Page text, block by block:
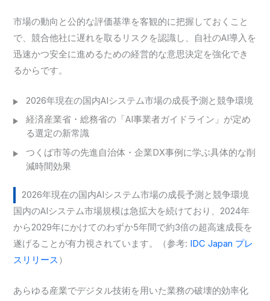
市場の動向と公的な評価基準を客観的に把握しておくこと
で、競合他社に遅れを取るリスクを認識し、自社のAI導入を
迅速かつ安全に進めるための経営的な意思決定を強化でき
るからです。
2026年現在の国内AIシステム市場の成長予測と競争環境
経済産業省・総務省の「AI事業者ガイドライン」が定め
る選定の新常識
つくば市等の先進自治体・企業DX事例に学ぶ具体的な削
減時間効果
2026年現在の国内AIシステム市場の成長予測と競争環境
国内のAIシステム市場規模は急拡大を続けており、2024年
から2029年にかけてのわずか5年間で約3倍の超高速成長を
遂げることが有力視されています。（参考: IDC Japan プレ
スリリース ）
あらゆる産業でデジタル技術を用いた業務の破壊的効率化